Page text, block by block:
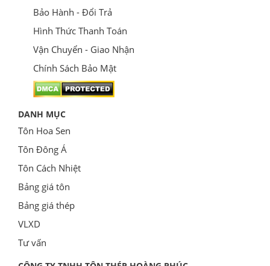
Bảo Hành - Đổi Trả
Hình Thức Thanh Toán
Vận Chuyển - Giao Nhận
Chính Sách Bảo Mật
DANH MỤC
Tôn Hoa Sen
Tôn Đông Á
Tôn Cách Nhiệt
Bảng giá tôn
Bảng giá thép
VLXD
Tư vấn